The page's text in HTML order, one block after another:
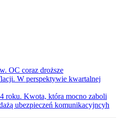
OC coraz droższe
W perspektywie kwartalnej
roku. Kwota, która mocno zaboli
ubezpieczeń komunikacyjncyh